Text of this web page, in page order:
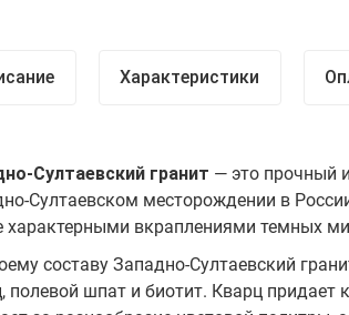
Характеристики
Султаевский гранит — это прочный
Султаевском месторождении в
характерными вкраплениями темных
составу Западно-Султаевский
полевой шпат и биотит. Кварц